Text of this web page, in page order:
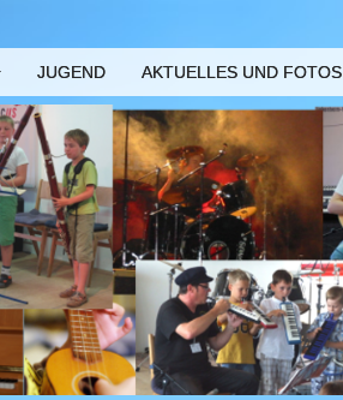
JUGEND AKTUELLES UND FOTOS